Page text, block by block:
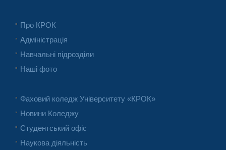
Про КРОК
Адміністрація
Навчальні підрозділи
Наші фото
Фаховий коледж Університету «КРОК»
Новини Коледжу
Студентський офіс
Наукова діяльність